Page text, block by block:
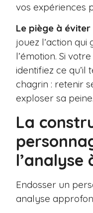
vos expériences
Le piège à éviter
jouez l’action
l’émotion. Si
identifiez ce
chagrin : retenir
exploser sa peine.
La
l’analyse
Endosser un
analyse